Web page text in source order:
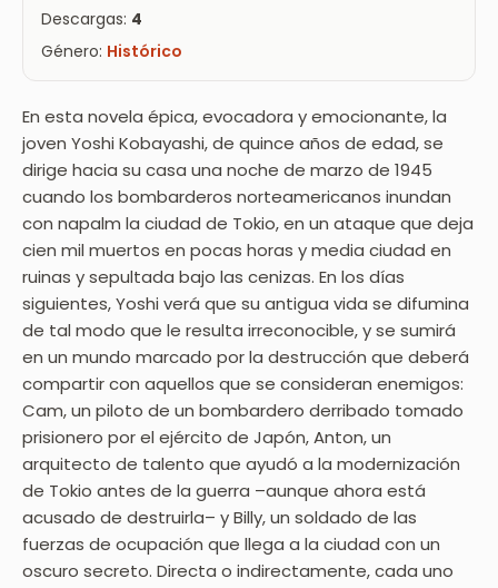
Descargas: 4
Género: Histórico
En esta novela épica, evocadora y emocionante, la
joven Yoshi Kobayashi, de quince años de edad, se
dirige hacia su casa una noche de marzo de 1945
cuando los bombarderos norteamericanos inundan
con napalm la ciudad de Tokio, en un ataque que deja
cien mil muertos en pocas horas y media ciudad en
ruinas y sepultada bajo las cenizas. En los días
siguientes, Yoshi verá que su antigua vida se difumina
de tal modo que le resulta irreconocible, y se sumirá
en un mundo marcado por la destrucción que deberá
compartir con aquellos que se consideran enemigos:
Cam, un piloto de un bombardero derribado tomado
prisionero por el ejército de Japón, Anton, un
arquitecto de talento que ayudó a la modernización
de Tokio antes de la guerra –aunque ahora está
acusado de destruirla– y Billy, un soldado de las
fuerzas de ocupación que llega a la ciudad con un
oscuro secreto. Directa o indirectamente, cada uno